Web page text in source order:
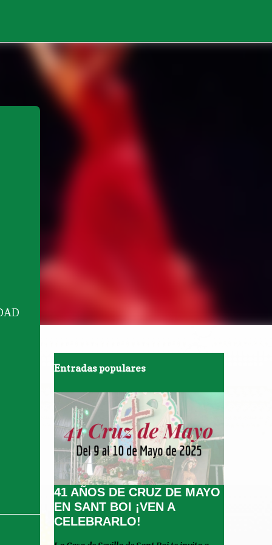
Entradas populares
41 AÑOS DE CRUZ DE MAYO
EN SANT BOI ¡VEN A
CELEBRARLO!